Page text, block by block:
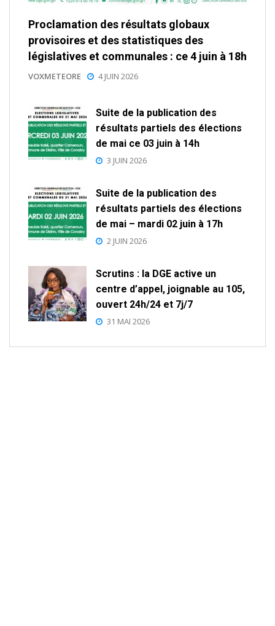
Proclamation des résultats globaux
provisoires et des statistiques des
législatives et communales : ce 4 juin à 18h
VOXMETEORE 4 JUIN 2026
Suite de la publication des
résultats partiels des élections
de mai ce 03 juin à 14h
3 JUIN 2026
Suite de la publication des
résultats partiels des élections
de mai – mardi 02 juin à 17h
2 JUIN 2026
Scrutins : la DGE active un
centre d’appel, joignable au 105,
ouvert 24h/24 et 7j/7
31 MAI 2026